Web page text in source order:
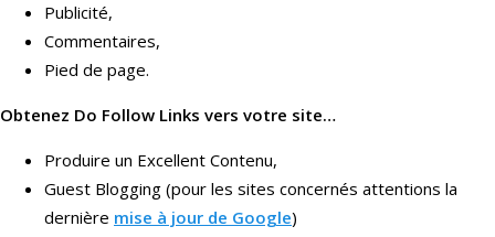
Publicité,
Commentaires,
Pied de page.
Obtenez Do Follow Links vers votre site…
Produire un Excellent Contenu,
Guest Blogging (pour les sites concernés attentions la
dernière mise à jour de Google)